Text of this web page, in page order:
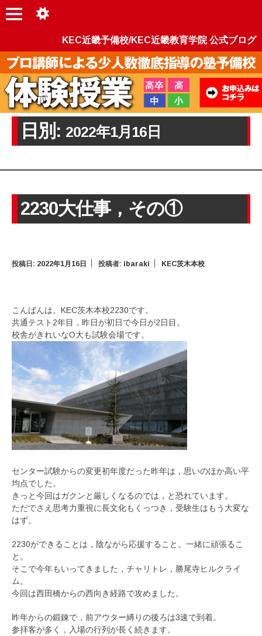
KEC近畿予備校/KEC近畿教育学院 公式ブログ
日別: 2022年1月16日
2230大仕事，その①
投稿日: 2022年1月16日 投稿者: ibaraki KEC茨木本校
こんばんは。KEC茨木本校2230です。
共通テスト2年目，昨日が初日で今日が2日目。
校舎がきれいなO大も試験会場です。
センター試験からの変更初年度だった昨年は，思いのほか高い平
均点でした。
きっと今回はガクンと厳しくなるのでは，と恐れています。
ただでさえ思考力重視に長文化もくっつき，受験生はもう大変な
はず。
2230ができることは，陰ながら応援すること。一緒に頑張るこ
と。
そこで今年もいってきました，チャリトレ，勝尾寺ヒルクライ
ム。
今回は西田橋からの西向き経路で攻めました。
昨年からの鍛錬で，前アウター縛りの後ろは3速で到着。
参拝客が多く，入場の行列が長く続きます。